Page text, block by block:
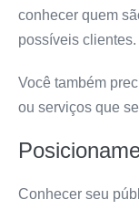
conhecer quem
possíveis clientes.
Você também
ou serviços que
Conhecer seu